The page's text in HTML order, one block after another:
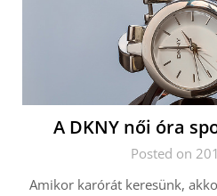
A DKNY női óra
Posted on
Amikor karórát keresünk,